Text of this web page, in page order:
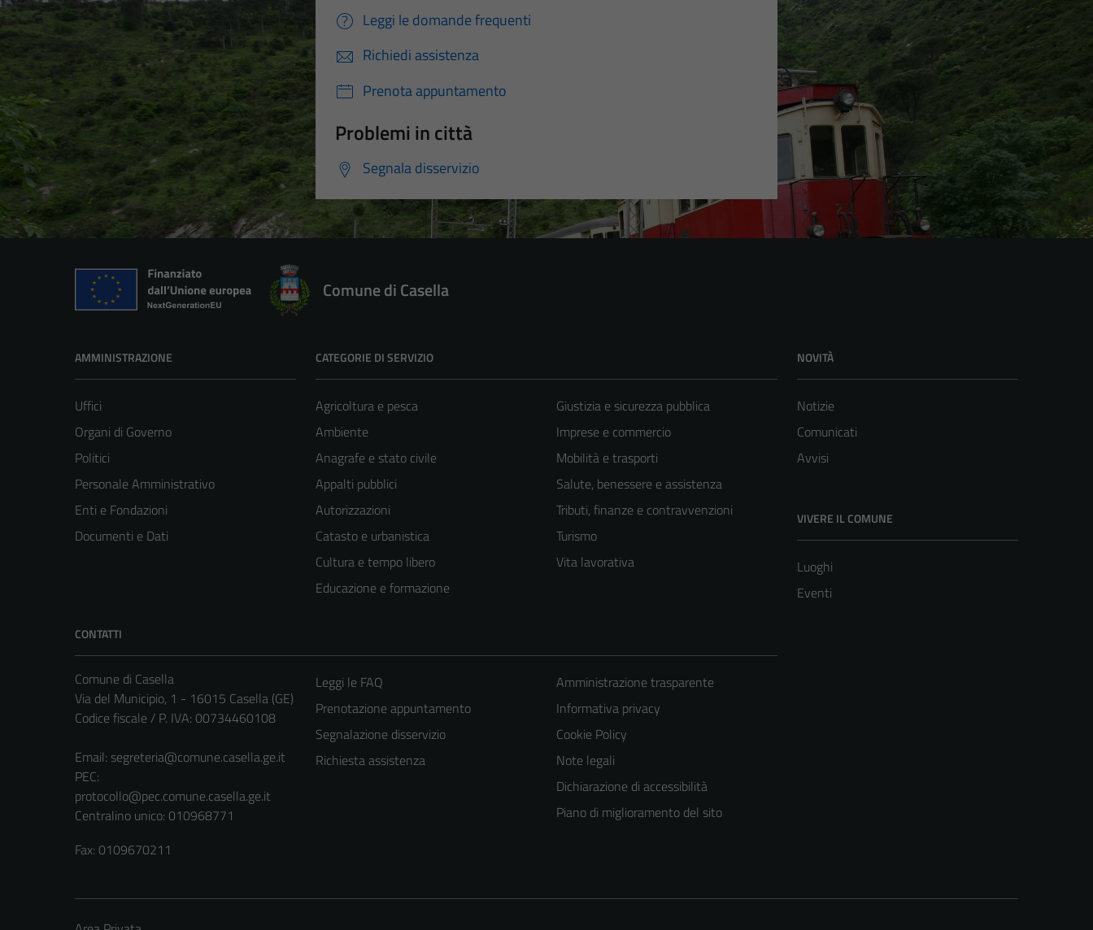
Leggi le domande frequenti
Richiedi assistenza
Prenota appuntamento
Problemi in città
Segnala disservizio
Comune di Casella
AMMINISTRAZIONE
Uffici
Organi di Governo
Politici
Personale Amministrativo
Enti e Fondazioni
Documenti e Dati
CATEGORIE DI SERVIZIO
Agricoltura e pesca
Ambiente
Anagrafe e stato civile
Appalti pubblici
Autorizzazioni
Catasto e urbanistica
Cultura e tempo libero
Educazione e formazione
Giustizia e sicurezza pubblica
Imprese e commercio
Mobilità e trasporti
Salute, benessere e assistenza
Tributi, finanze e contravvenzioni
Turismo
Vita lavorativa
NOVITÀ
Notizie
Comunicati
Avvisi
VIVERE IL COMUNE
Luoghi
Eventi
CONTATTI
Comune di Casella
Via del Municipio, 1 - 16015 Casella (GE)
Codice fiscale / P. IVA: 00734460108
Email: segreteria@comune.casella.ge.it
PEC:
protocollo@pec.comune.casella.ge.it
Centralino unico: 010968771
Fax: 0109670211
Leggi le FAQ
Prenotazione appuntamento
Segnalazione disservizio
Richiesta assistenza
Amministrazione trasparente
Informativa privacy
Cookie Policy
Note legali
Dichiarazione di accessibilità
Piano di miglioramento del sito